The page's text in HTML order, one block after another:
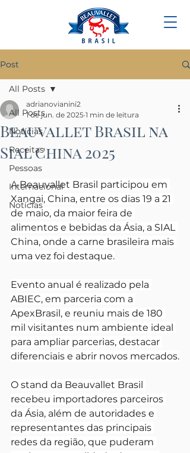
Post
All Posts
Notícias
Receitas
Pessoas
Internacional
Notícias
All Posts
Beauvallet Brasil na
Sial China 2025
adrianovianini2
1 de jun. de 2025 1 min de leitura
A Beauvallet Brasil participou em
Xangai, China, entre os dias 19 a 21
de maio, da maior feira de
alimentos e bebidas da Ásia, a SIAL
China, onde a carne brasileira mais
uma vez foi destaque.
Evento anual é realizado pela
ABIEC, em parceria com a
ApexBrasil, e reuniu mais de 180
mil visitantes num ambiente ideal
para ampliar parcerias, destacar
diferenciais e abrir novos mercados.
O stand da Beauvallet Brasil
recebeu importadores parceiros
da Ásia, além de autoridades e
representantes das principais
redes da região, que puderam